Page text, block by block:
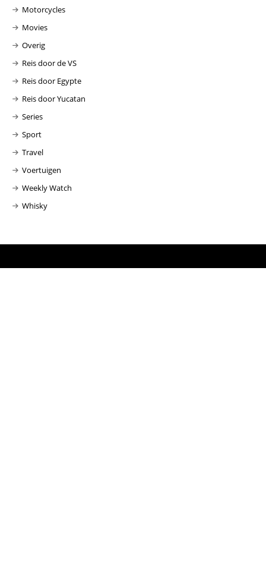
Motorcycles
Movies
Overig
Reis door de VS
Reis door Egypte
Reis door Yucatan
Series
Sport
Travel
Voertuigen
Weekly Watch
Whisky